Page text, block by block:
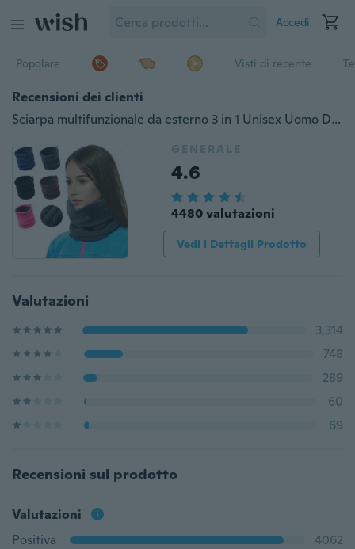
Accedi
Popolare Visti di recente
Recensioni dei clienti
Sciarpa multifunzionale da esterno 3 in 1 Unisex Uomo Donna Sciarpa termica in pile caldo Sciarpa scaldacollo Beanie Ski Balaclava Hat
GENERALE
4.6
4480 valutazioni
Vedi i Dettagli Prodotto
Valutazioni
3,314
748
289
60
69
Recensioni sul prodotto
Valutazioni
Positiva
4062